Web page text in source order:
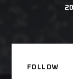
FOLLOW